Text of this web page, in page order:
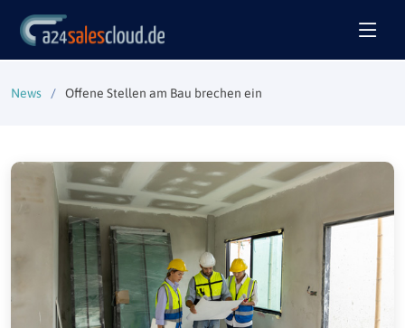
News Offene Stellen am Bau brechen ein